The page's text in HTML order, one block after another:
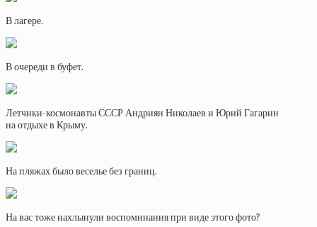
В лагере.
В очереди в буфет.
Летчики-космонавты СССР Андриян Николаев и Юрий Гагарин
на отдыхе в Крыму.
На пляжах было веселье без границ.
На вас тоже нахлынули воспоминания при виде этого фото?